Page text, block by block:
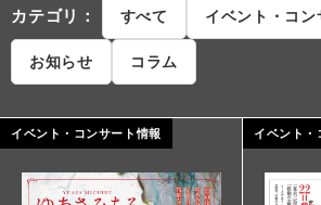
カテゴリ： すべて イベント・コン
お知らせ コラム
イベント・コンサート情報 イベント・